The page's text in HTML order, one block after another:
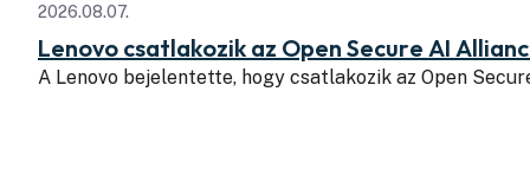
2026.08.07.
Lenovo csatlakozik az Open Secure AI
A Lenovo bejelentette, hogy csatlakozik az Open